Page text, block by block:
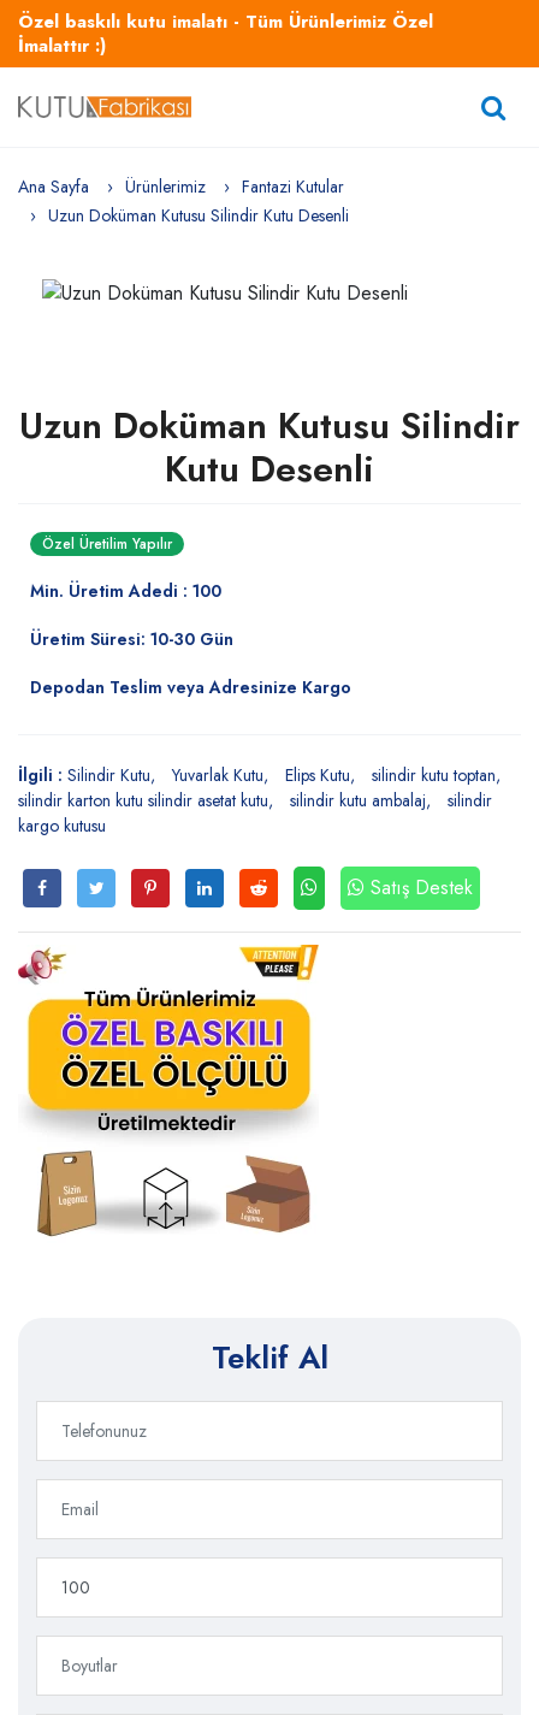
Özel baskılı kutu imalatı - Tüm Ürünlerimiz Özel
İmalattır :)
Ana Sayfa Ürünlerimiz
Fantazi Kutular
Uzun Doküman Kutusu Silindir Kutu Desenli
Uzun Doküman Kutusu Silindir
Kutu Desenli
Özel Üretilim Yapılır
Min. Üretim Adedi : 100
Üretim Süresi: 10-30 Gün
Depodan Teslim veya Adresinize Kargo
İlgili : Silindir Kutu Yuvarlak Kutu Elips Kutu
silindir kutu toptan
silindir karton kutu silindir asetat kutu
silindir kutu ambalaj
silindir
kargo kutusu
Satış Destek
Teklif Al